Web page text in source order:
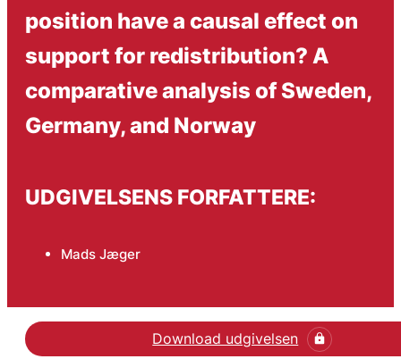
position have a causal effect on
support for redistribution? A
comparative analysis of Sweden,
Germany, and Norway
UDGIVELSENS FORFATTERE:
Mads Jæger
Download udgivelsen